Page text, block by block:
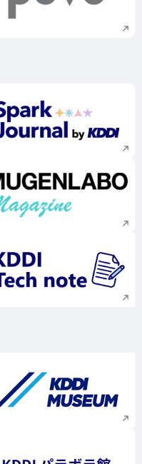
新規ウィンドウで
新規ウィンドウで
新規ウィンドウで
新規ウィンドウで
新規ウィンドウで